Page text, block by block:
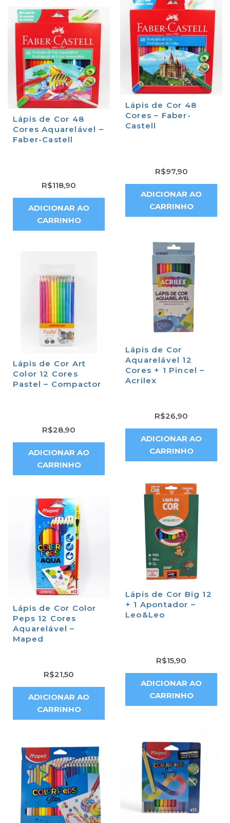
Lápis de Cor 48
Cores – Faber-
Castell
R$97,90
ADICIONAR AO
CARRINHO
Lápis de Cor 48
Cores Aquarelável –
Faber-Castell
R$118,90
ADICIONAR AO
CARRINHO
Lápis de Cor
Aquarelável 12
Cores + 1 Pincel –
Acrilex
R$26,90
ADICIONAR AO
CARRINHO
Lápis de Cor Art
Color 12 Cores
Pastel – Compactor
R$28,90
ADICIONAR AO
CARRINHO
Lápis de Cor Big 12
+ 1 Apontador –
Leo&Leo
R$15,90
ADICIONAR AO
CARRINHO
Lápis de Cor Color
Peps 12 Cores
Aquarelável –
Maped
R$21,50
ADICIONAR AO
CARRINHO